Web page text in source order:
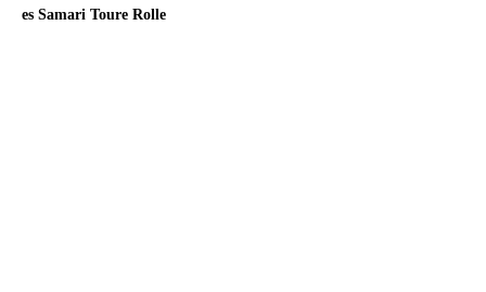
es Samari Toure Rolle